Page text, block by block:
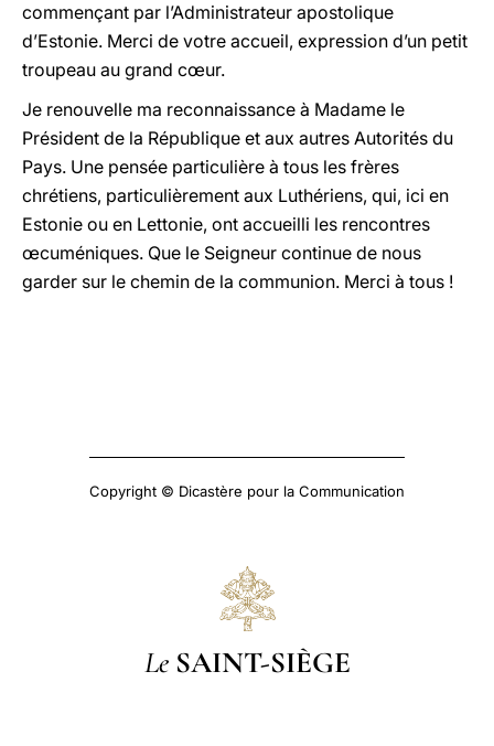
commençant par l’Administrateur apostolique
d’Estonie. Merci de votre accueil, expression d’un petit
troupeau au grand cœur.
Je renouvelle ma reconnaissance à Madame le
Président de la République et aux autres Autorités du
Pays. Une pensée particulière à tous les frères
chrétiens, particulièrement aux Luthériens, qui, ici en
Estonie ou en Lettonie, ont accueilli les rencontres
œcuméniques. Que le Seigneur continue de nous
garder sur le chemin de la communion. Merci à tous !
Copyright © Dicastère pour la Communication
Le SAINT-SIÈGE